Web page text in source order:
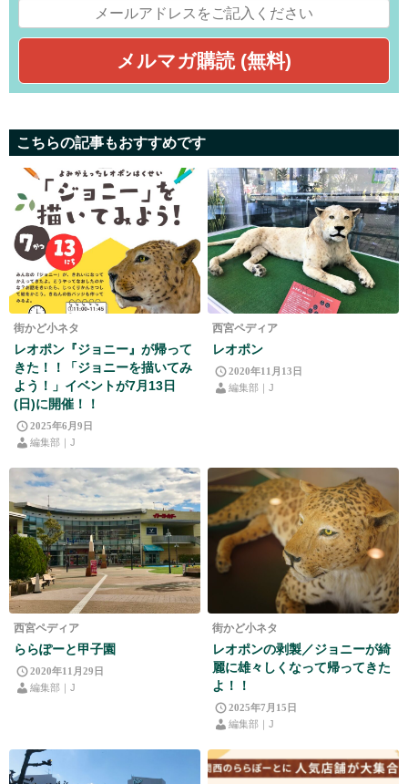
こちらの記事もおすすめです
街かど小ネタ
レオポン『ジョニー』が帰って
きた！！「ジョニーを描いてみ
よう！」イベントが7月13日
(日)に開催！！
2025年6月9日
編集部｜J
西宮ペディア
レオポン
2020年11月13日
編集部｜J
西宮ペディア
ららぽーと甲子園
2020年11月29日
編集部｜J
街かど小ネタ
レオポンの剥製／ジョニーが綺
麗に雄々しくなって帰ってきた
よ！！
2025年7月15日
編集部｜J